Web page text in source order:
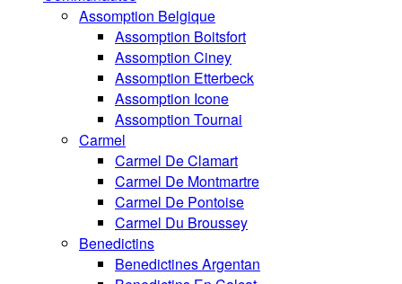
Assomption Belgique
Assomption Boitsfort
Assomption Ciney
Assomption Etterbeck
Assomption Icone
Assomption Tournai
Carmel
Carmel De Clamart
Carmel De Montmartre
Carmel De Pontoise
Carmel Du Broussey
Benedictins
Benedictines Argentan